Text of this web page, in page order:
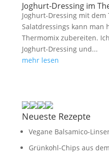
Joghurt-Dressing im
Joghurt-Dressing mit dem
Salatdressings kann man
Thermomix zubereiten.
Joghurt-Dressing und...
mehr lesen
Neueste Rezepte
Vegane Balsamico-
Grünkohl-Chips aus